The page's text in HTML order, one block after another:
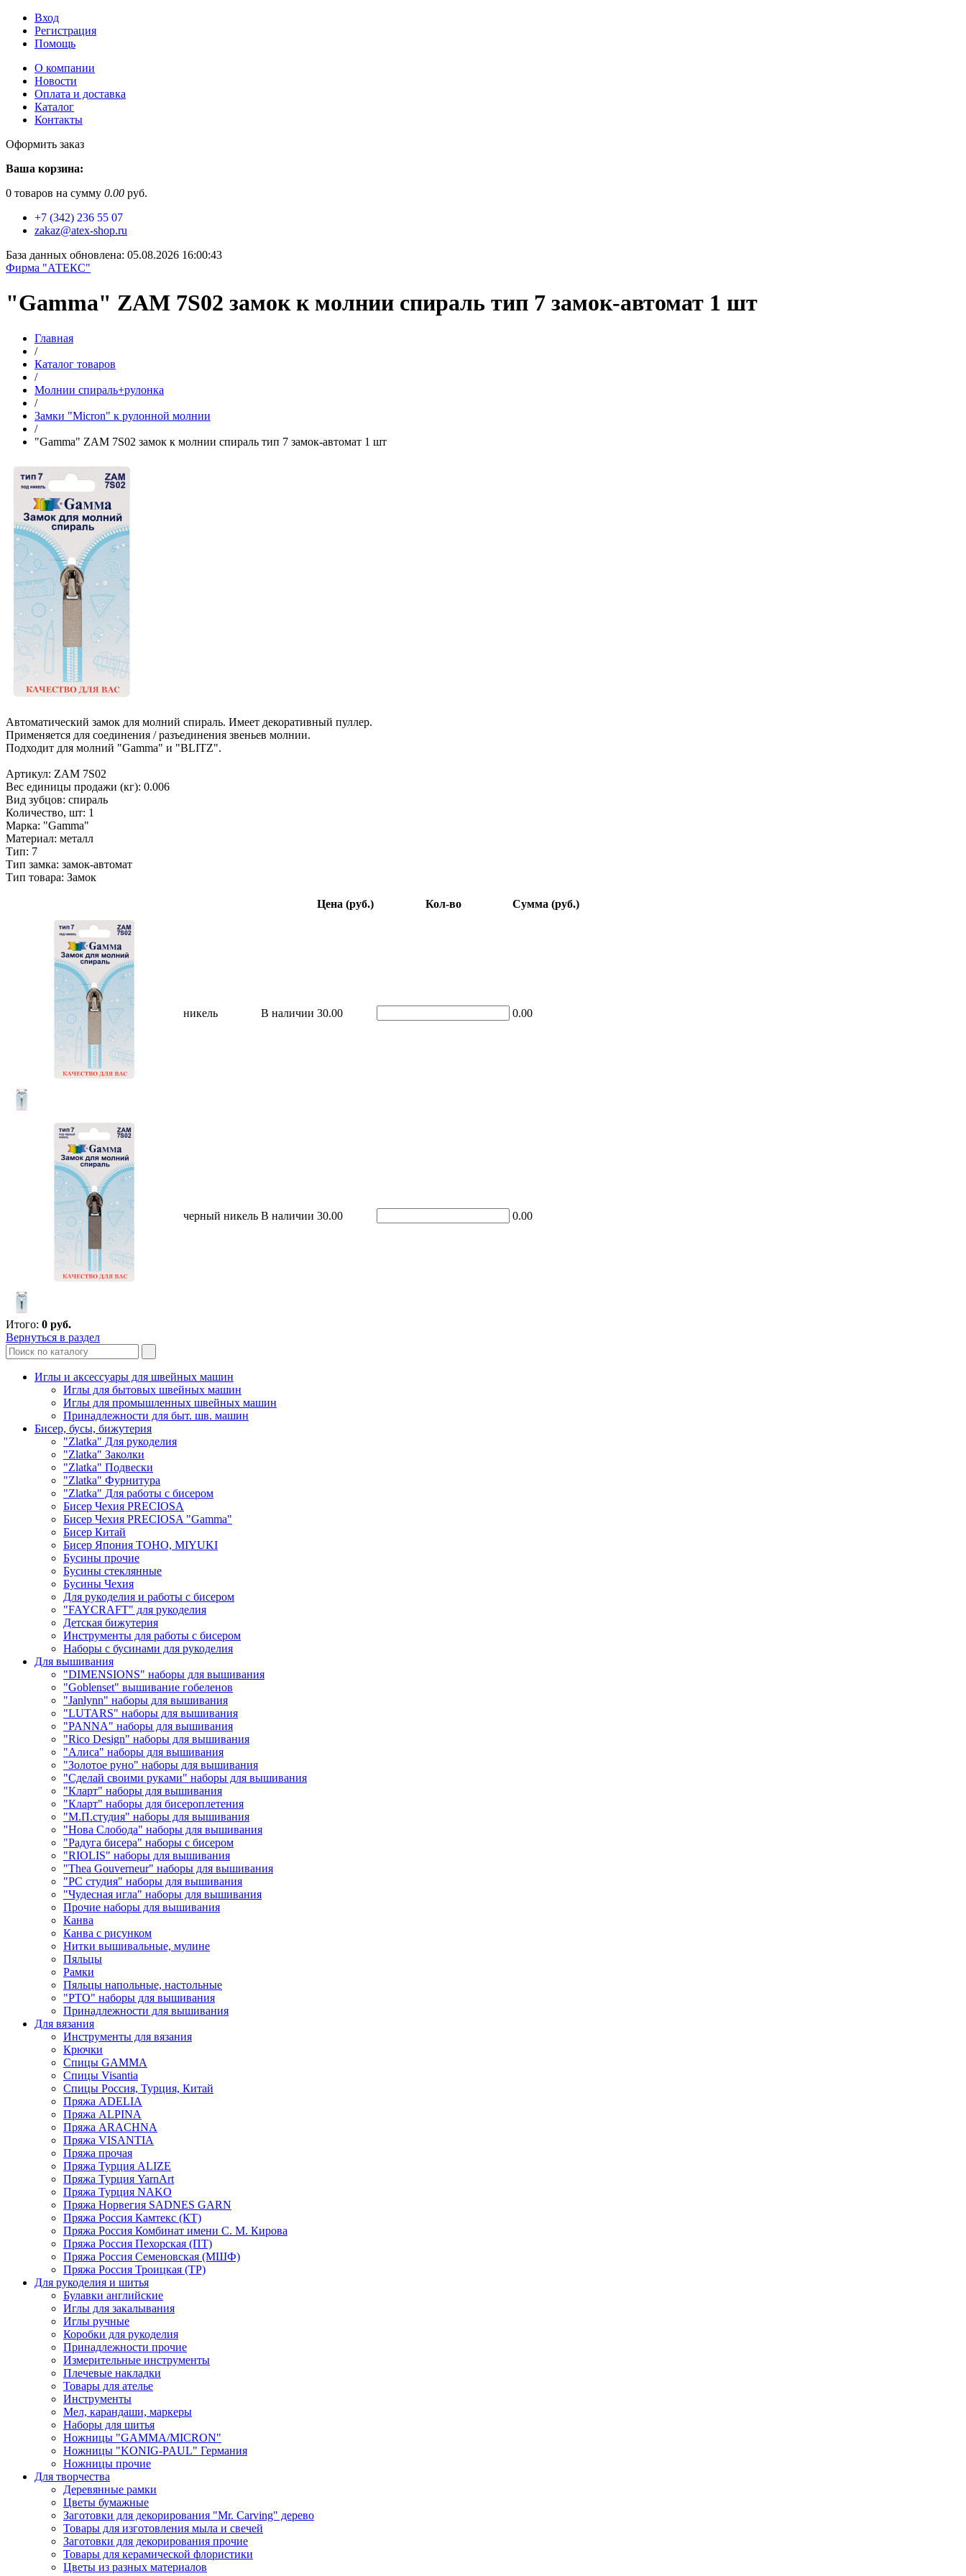
Вход
Регистрация
Помощь
О компании
Новости
Оплата и доставка
Каталог
Контакты
Оформить заказ
Ваша корзина:
0 товаров на сумму 0.00 руб.
+7 (342) 236 55 07
zakaz@atex-shop.ru
База данных обновлена: 05.08.2026 16:00:43
Фирма "АТЕКС"
"Gamma" ZAM 7S02 замок к молнии спираль тип 7 замок-автомат 1 шт
Главная
/
Каталог товаров
/
Молнии спираль+рулонка
/
Замки "Micron" к рулонной молнии
/
"Gamma" ZAM 7S02 замок к молнии спираль тип 7 замок-автомат 1 шт
Автоматический замок для молний спираль. Имеет декоративный пуллер.
Применяется для соединения / разъединения звеньев молнии.
Подходит для молний "Gamma" и "BLITZ".
Артикул: ZAM 7S02
Вес единицы продажи (кг): 0.006
Вид зубцов: спираль
Количество, шт: 1
Марка: "Gamma"
Материал: металл
Тип: 7
Тип замка: замок-автомат
Тип товара: Замок
Цена (руб.) Кол-во Сумма (руб.)
никель В наличии 30.00 0.00
черный никель В наличии 30.00 0.00
Итого: 0 руб.
Вернуться в раздел
Иглы и аксессуары для швейных машин
Иглы для бытовых швейных машин
Иглы для промышленных швейных машин
Принадлежности для быт. шв. машин
Бисер, бусы, бижутерия
"Zlatka" Для рукоделия
"Zlatka" Заколки
"Zlatka" Подвески
"Zlatka" Фурнитура
"Zlatka" Для работы с бисером
Бисер Чехия PRECIOSA
Бисер Чехия PRECIOSA "Gamma"
Бисер Китай
Бисер Япония TOHO, MIYUKI
Бусины прочие
Бусины стеклянные
Бусины Чехия
Для рукоделия и работы с бисером
"FAYCRAFT" для рукоделия
Детская бижутерия
Инструменты для работы с бисером
Наборы с бусинами для рукоделия
Для вышивания
"DIMENSIONS" наборы для вышивания
"Goblenset" вышивание гобеленов
"Janlynn" наборы для вышивания
"LUTARS" наборы для вышивания
"PANNA" наборы для вышивания
"Rico Design" наборы для вышивания
"Алиса" наборы для вышивания
"Золотое руно" наборы для вышивания
"Сделай своими руками" наборы для вышивания
"Кларт" наборы для вышивания
"Кларт" наборы для бисероплетения
"М.П.студия" наборы для вышивания
"Нова Слобода" наборы для вышивания
"Радуга бисера" наборы с бисером
"RIOLIS" наборы для вышивания
"Thea Gouverneur" наборы для вышивания
"РС студия" наборы для вышивания
"Чудесная игла" наборы для вышивания
Прочие наборы для вышивания
Канва
Канва с рисунком
Нитки вышивальные, мулине
Пяльцы
Рамки
Пяльцы напольные, настольные
"РТО" наборы для вышивания
Принадлежности для вышивания
Для вязания
Инструменты для вязания
Крючки
Спицы GAMMA
Спицы Visantia
Спицы Россия, Турция, Китай
Пряжа ADELIA
Пряжа ALPINA
Пряжа ARACHNA
Пряжа VISANTIA
Пряжа прочая
Пряжа Турция ALIZE
Пряжа Турция YarnArt
Пряжа Турция NAKO
Пряжа Норвегия SADNES GARN
Пряжа Россия Камтекс (КТ)
Пряжа Россия Комбинат имени С. М. Кирова
Пряжа Россия Пехорская (ПТ)
Пряжа Россия Семеновская (МШФ)
Пряжа Россия Троицкая (ТР)
Для рукоделия и шитья
Булавки английские
Иглы для закалывания
Иглы ручные
Коробки для рукоделия
Принадлежности прочие
Измерительные инструменты
Плечевые накладки
Товары для ателье
Инструменты
Мел, карандаши, маркеры
Наборы для шитья
Ножницы "GAMMA/MICRON"
Ножницы "KONIG-PAUL" Германия
Ножницы прочие
Для творчества
Деревянные рамки
Цветы бумажные
Заготовки для декорирования "Mr. Carving" дерево
Товары для изготовления мыла и свечей
Заготовки для декорирования прочие
Товары для керамической флористики
Цветы из разных материалов